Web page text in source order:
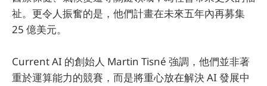
祉。更令人振奮的是，他們計畫在未來五年內再募集
25 億美元。
Current AI 的創始人 Martin Tisné 強調，他們並非著
重於運算能力的競賽，而是將重心放在解決 AI 發展中